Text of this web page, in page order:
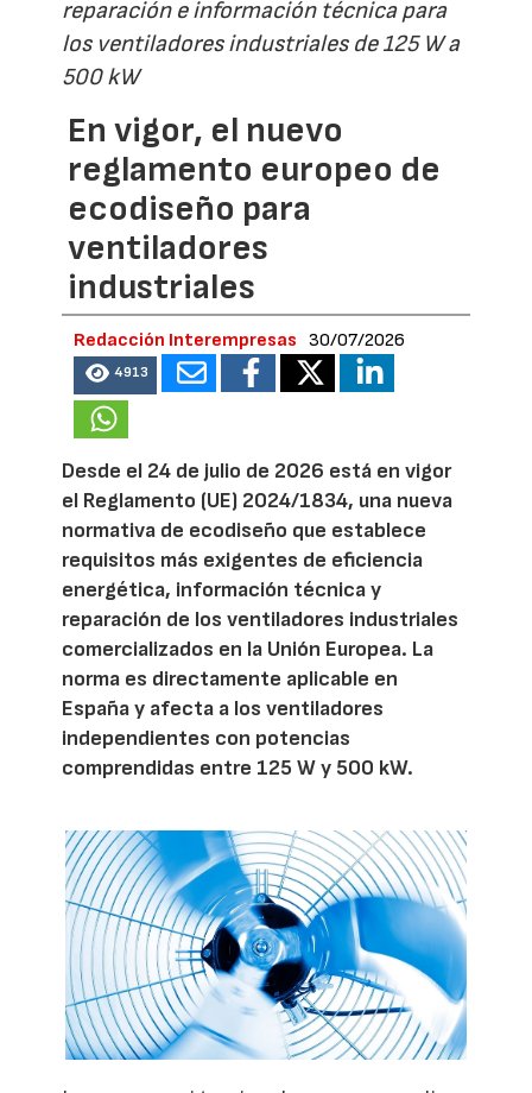
reparación e información técnica para
los ventiladores industriales de 125 W a
500 kW
En vigor, el nuevo
reglamento europeo de
ecodiseño para
ventiladores
industriales
Redacción Interempresas 30/07/2026
4913
Desde el 24 de julio de 2026 está en vigor
el Reglamento (UE) 2024/1834, una nueva
normativa de ecodiseño que establece
requisitos más exigentes de eficiencia
energética, información técnica y
reparación de los ventiladores industriales
comercializados en la Unión Europea. La
norma es directamente aplicable en
España y afecta a los ventiladores
independientes con potencias
comprendidas entre 125 W y 500 kW.